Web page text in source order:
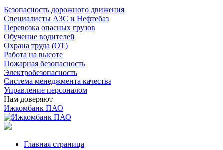
Безопасность дорожного движения
Специалисты АЗС и Нефтебаз
Перевозка опасных грузов
Обучение водителей
Охрана труда (ОТ)
Работа на высоте
Пожарная безопасность
Электробезопасность
Система менеджмента качества
Управление персоналом
Нам доверяют
Ижкомбанк ПАО
Главная страница